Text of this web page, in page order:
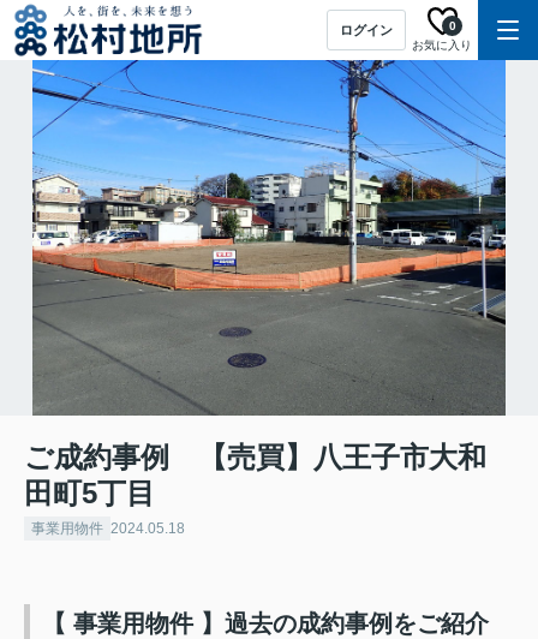
ログイン
お気に入り
0
ご成約事例 【売買】八王子市大和
田町5丁目
事業用物件 2024.05.18
【 事業用物件 】過去の成約事例をご紹介